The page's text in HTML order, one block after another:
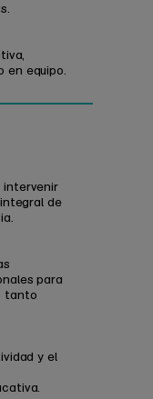
en equipo.
intervenir
de
para
tanto
y el